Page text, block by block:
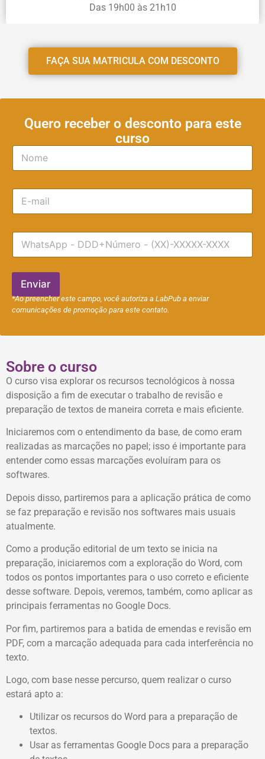
Das 19h00 às 21h10
FAÇA SUA MATRICULA COM DESCONTO
Quero receber o desconto para este
curso
N
m
E
m
T
l
e
o
n
e
Enviar
*Ao preencher este campo, você autoriza a LabPub a enviar
comunicações de promoção para este contato.
Sobre o curso
O curso visa explorar os recursos tecnológicos à nossa
disposição a fim de executar o trabalho de revisão e
preparação de textos de maneira correta e mais eficiente.
Iniciaremos com o entendimento da base, de como eram
realizadas as marcações no papel; isso é importante para
entender como essas marcações evoluíram para os
softwares.
Depois disso, partiremos para a aplicação prática de como
se faz preparação e revisão nos softwares mais usuais
atualmente.
Como a produção editorial de um texto se inicia na
preparação, iniciaremos com a exploração do Word, com
todos os pontos importantes para o uso correto e eficiente
desse software. Depois, veremos, também, como aplicar as
principais ferramentas no Google Docs.
Por fim, partiremos para a batida de emendas e revisão em
PDF, com a marcação adequada para cada interferência no
texto.
Logo, com base nesse percurso, quem realizar o curso
estará apto a:
Utilizar os recursos do Word para a preparação de
textos.
Usar as ferramentas Google Docs para a preparação